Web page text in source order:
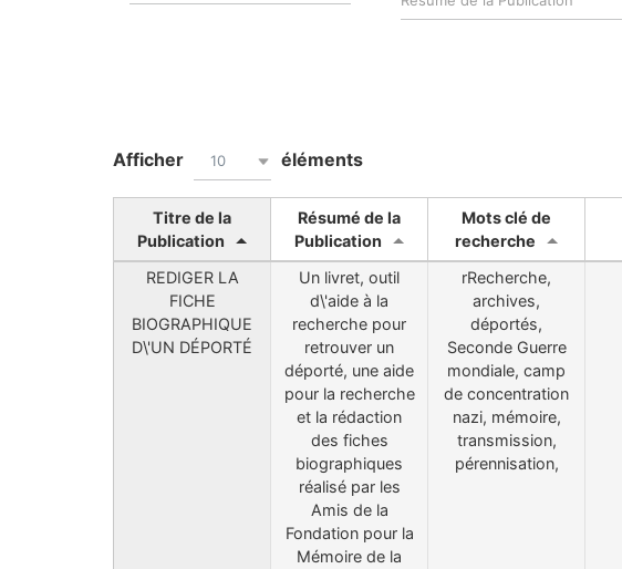
Afficher 10 éléments
Titre de la
Publication
Résumé de la
Publication
Mots clé de
recherche
REDIGER LA
FICHE
BIOGRAPHIQUE
D\'UN DÉPORTÉ
Un livret, outil
d\'aide à la
recherche pour
retrouver un
déporté, une aide
pour la recherche
et la rédaction
des fiches
biographiques
réalisé par les
Amis de la
Fondation pour la
Mémoire de la
rRecherche,
archives,
déportés,
Seconde Guerre
mondiale, camp
de concentration
nazi, mémoire,
transmission,
pérennisation,